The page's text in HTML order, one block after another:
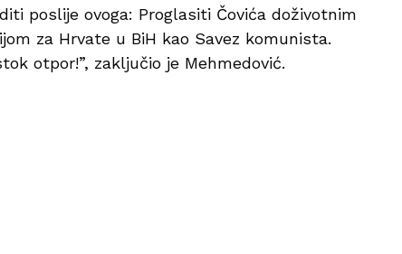
poslije ovoga: Proglasiti Čovića doživotnim
za Hrvate u BiH kao Savez komunista.
otpor!”, zaključio je Mehmedović.